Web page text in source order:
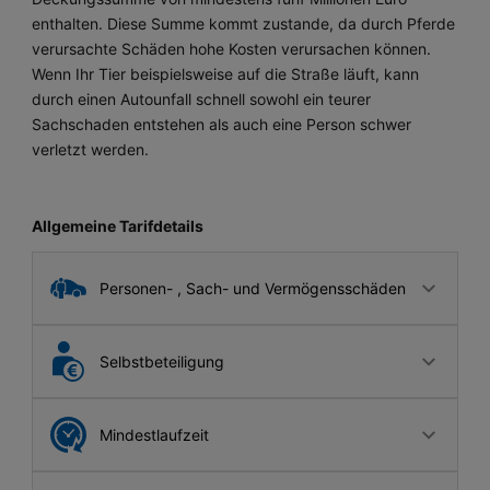
enthalten. Diese Summe kommt zustande, da durch Pferde
verursachte Schäden hohe Kosten verursachen können.
Wenn Ihr Tier beispielsweise auf die Straße läuft, kann
durch einen Autounfall schnell sowohl ein teurer
Sachschaden entstehen als auch eine Person schwer
verletzt werden.
Allgemeine Tarifdetails
Personen- , Sach- und Vermögensschäden
Für Personen-, Sach- und Vermögensschäden, die Ihr
Pferd verursacht, sind Sie verantwortlich. Eine
wenn Sie nicht auf hohen Schadenskosten sitzen
bleiben möchten.
Selbstbeteiligung
Haben Sie eine Selbstbeteiligung bei der
Pferdehaftpflichtversicherung vereinbart, fallen die
Mindestlaufzeit